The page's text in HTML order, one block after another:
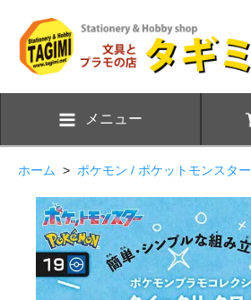
メニュー
ホーム > ポケモン / ポケットモンスター